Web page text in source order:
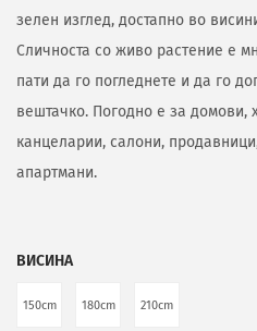
зелен изглед, достапно во
Сличноста со живо растение е
пати да го погледнете и да го
вештачко. Погодно е за домови,
канцеларии, салони,
апартмани.
ВИСИНА
150cm 180cm 210cm